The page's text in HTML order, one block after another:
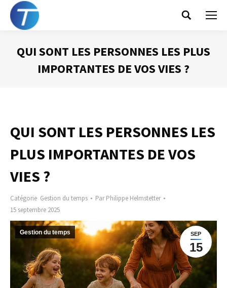
Search:
QUI SONT LES PERSONNES LES PLUS
IMPORTANTES DE VOS VIES ?
QUI SONT LES PERSONNES LES
PLUS IMPORTANTES DE VOS
VIES ?
Catégorie Gestion du temps ParPhilippe Helmstetter
15 septembre 2025
SEP
15
Gestion du temps